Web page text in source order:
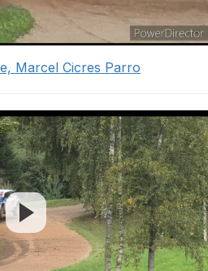
Marcel Cicres Parro